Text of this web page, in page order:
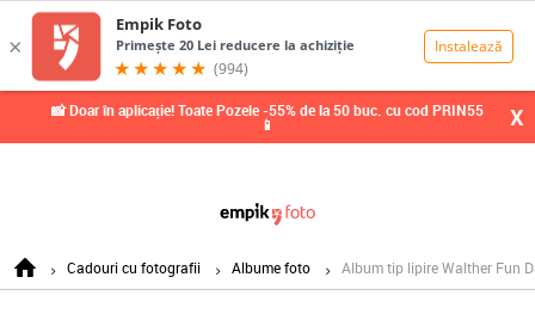
📸 Doar în aplicație! Toate Pozele -55% de la 50 buc. cu cod PRIN55
📱 X
Cadouri cu fotografii Albume foto Album tip lipire Walther Fun